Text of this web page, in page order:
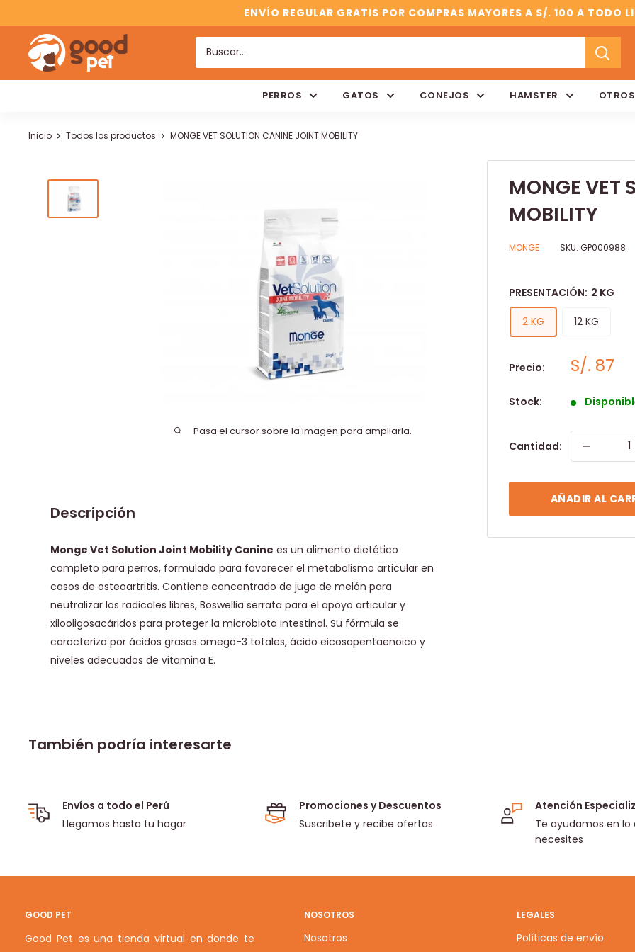
ENVÍO REGULAR GRATIS POR COMPRAS MAYORES A S/. 100 A TODO
PERROS GATOS CONEJOS HAMSTER OTROS
Inicio Todos los productos MONGE VET SOLUTION CANINE JOINT MOBILITY
Pasa el cursor sobre la imagen para ampliarla.
MONGE VET
MOBILITY
MONGE SKU: GP000988
PRESENTACIÓN: 2 KG
2 KG 12 KG
Precio: S/. 87
Stock:
Cantidad:
AÑADIR AL
Descripción
Monge Vet Solution Joint Mobility Canine es un alimento dietético
completo para perros, formulado para favorecer el metabolismo articular en
casos de osteoartritis. Contiene concentrado de jugo de melón para
neutralizar los radicales libres, Boswellia serrata para el apoyo articular y
xilooligosacáridos para proteger la microbiota intestinal. Su fórmula se
caracteriza por ácidos grasos omega-3 totales, ácido eicosapentaenoico y
niveles adecuados de vitamina E.
También podría interesarte
Envíos a todo el Perú
Llegamos hasta tu hogar
Promociones y Descuentos
Suscribete y recibe ofertas
Atención
Te ayudamos en lo
necesites
GOOD PET
Good Pet es una tienda virtual en donde te
NOSOTROS
Nosotros
LEGALES
Políticas de envío